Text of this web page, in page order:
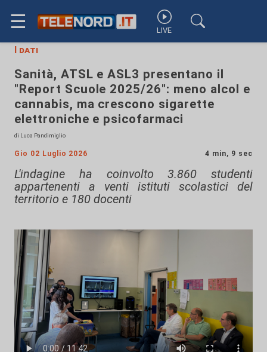
☰ LIVE
I dati
Sanità, ATSL e ASL3 presentano il
"Report Scuole 2025/26": meno alcol e
cannabis, ma crescono sigarette
elettroniche e psicofarmaci
di Luca Pandimiglio
Gio 02 Luglio 2026 4 min, 9 sec
L'indagine ha coinvolto 3.860 studenti
appartenenti a venti istituti scolastici del
territorio e 180 docenti